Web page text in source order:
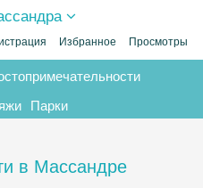
Избранное Просмотры
Парки
в Массандре